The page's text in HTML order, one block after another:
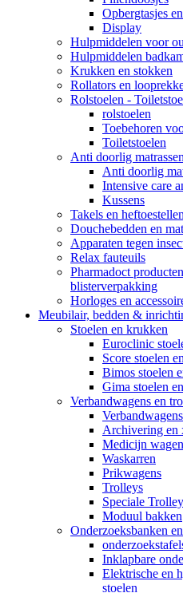
Opbergtasjes
Display
Hulpmiddelen voor
Hulpmiddelen
Krukken en stokken
Rollators en
Rolstoelen -
rolstoelen
Toebehoren
Toiletstoelen
Anti doorlig
Anti doorlig
Intensive care
Kussens
Takels en heftoestellen
Douchebedden en
Apparaten tegen
Relax fauteuils
Pharmadoct
blisterverpakking
Horloges en
Meubilair, bedden &
Stoelen en krukken
Euroclinic
Score stoelen
Bimos stoelen
Gima stoelen
Verbandwagens en
Verbandwagens
Archivering en
Medicijn
Waskarren
Prikwagens
Trolleys
Speciale
Moduul bakken
Onderzoeksbanken
Inklapbare
Elektrische en
stoelen